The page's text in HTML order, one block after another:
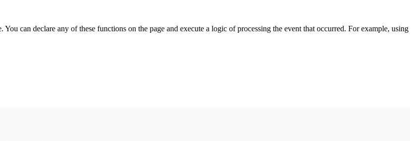
can declare any of these functions on the page and execute a logic of processing the event that occurred. For example, using